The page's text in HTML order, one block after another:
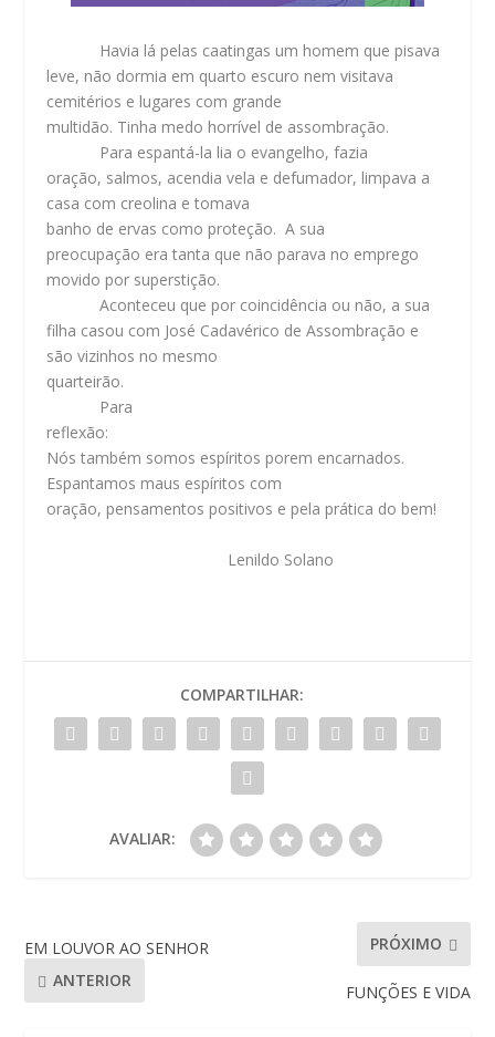
Havia lá pelas caatingas um homem que pisava
leve, não dormia em quarto escuro nem visitava
cemitérios e lugares com grande
multidão. Tinha medo horrível de assombração.
Para espantá-la lia o evangelho, fazia
oração, salmos, acendia vela e defumador, limpava a
casa com creolina e tomava
banho de ervas como proteção. A sua
preocupação era tanta que não parava no emprego
movido por superstição.
Aconteceu que por coincidência ou não, a sua
filha casou com José Cadavérico de Assombração e
são vizinhos no mesmo
quarteirão.
Para
reflexão:
Nós também somos espíritos porem encarnados.
Espantamos maus espíritos com
oração, pensamentos positivos e pela prática do bem!
Lenildo Solano
COMPARTILHAR:
AVALIAR:
EM LOUVOR AO SENHOR
ANTERIOR
PRÓXIMO
FUNÇÕES E VIDA